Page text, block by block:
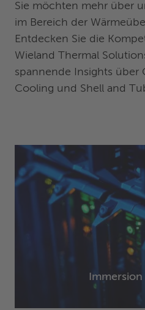
Sie möchten mehr über
im Bereich der
Entdecken Sie die
Wieland Thermal
spannende Insights über
Cooling und Shell and